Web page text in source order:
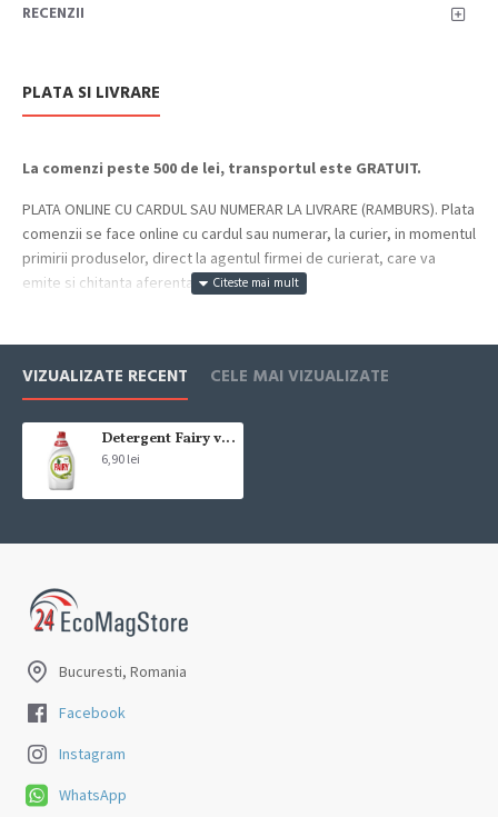
RECENZII
PLATA SI LIVRARE
La comenzi peste 500 de lei, transportul este GRATUIT.
PLATA ONLINE CU CARDUL SAU NUMERAR LA LIVRARE (RAMBURS). Plata
comenzii se face online cu cardul sau numerar, la curier, in momentul
primirii produselor, direct la agentul firmei de curierat, care va
emite si chitanta aferenta incasarii.
pana in ora 12:00 de luni pana vineri. In cazul in care comanda a fost
facuta dupa ora 12:00, sambata sau duminica ne angajam sa
trimitem comanda in prima zi lucratoare.
termen aproximativ de livrare, in functie de urgenta ta
In cazul aparitiei unor intarzieri, vei fi instiintat prin email.
Produsele sunt livrate la adresa specificata de tine ca adresa de
livrare in momentul plasarii comenzii.
VIZUALIZATE RECENT CELE MAI VIZUALIZATE
Detergent Fairy vase Apple 450 ml
6,90 lei
Bucuresti, Romania
Facebook
Instagram
WhatsApp